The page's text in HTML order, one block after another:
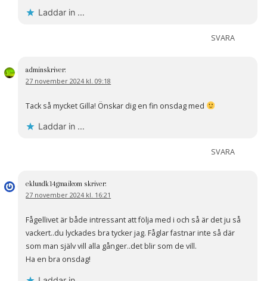
Laddar in …
SVARA
adminskriver:
27 november 2024 kl. 09:18
Tack så mycket Gilla! Önskar dig en fin onsdag med
Laddar in …
SVARA
eklundk14gmailcom skriver:
27 november 2024 kl. 16:21
Fågellivet är både intressant att följa med i och så är det ju så
vackert..du lyckades bra tycker jag. Fåglar fastnar inte så där
som man själv vill alla gånger..det blir som de vill.
Ha en bra onsdag!